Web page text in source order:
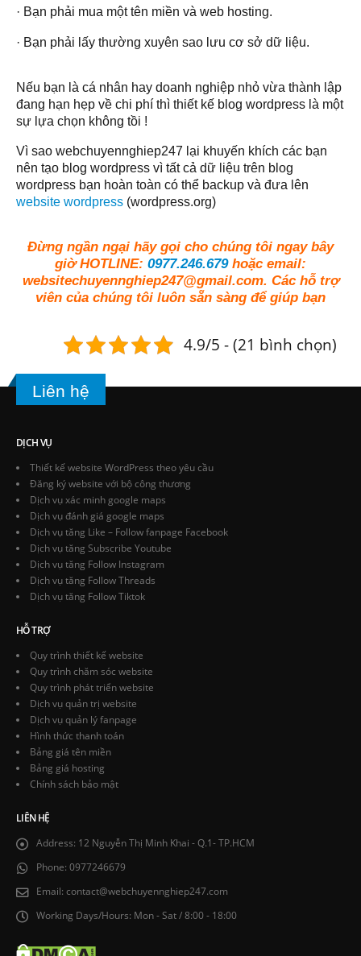
· Bạn phải mua một tên miền và web hosting.
· Bạn phải lấy thường xuyên sao lưu cơ sở dữ liệu.
Nếu bạn là cá nhân hay doanh nghiệp nhỏ vừa thành lập
đang hạn hẹp về chi phí thì thiết kế blog wordpress là một
sự lựa chọn không tồi !
Vì sao webchuyennghiep247 lại khuyến khích các bạn
nên tạo blog wordpress vì tất cả dữ liệu trên blog
wordpress bạn hoàn toàn có thể backup và đưa lên
website wordpress (wordpress.org)
Đừng ngần ngại hãy gọi cho chúng tôi ngay bây
giờ HOTLINE: 0977.246.679hoặc email:
websitechuyennghiep247@gmail.com. Các hỗ trợ
viên của chúng tôi luôn sẵn sàng để giúp bạn
4.9/5 - (21 bình chọn)
Liên hệ
DỊCH VỤ
Thiết kế website WordPress theo yêu cầu
Đăng ký website với bộ công thương
Dịch vụ xác minh google maps
Dịch vụ đánh giá google maps
Dịch vụ tăng Like – Follow fanpage Facebook
Dịch vụ tăng Subscribe Youtube
Dịch vụ tăng Follow Instagram
Dịch vụ tăng Follow Threads
Dịch vụ tăng Follow Tiktok
HỖ TRỢ
Quy trình thiết kế website
Quy trình chăm sóc website
Quy trình phát triển website
Dịch vụ quản trị website
Dịch vụ quản lý fanpage
Hình thức thanh toán
Bảng giá tên miền
Bảng giá hosting
Chính sách bảo mật
LIÊN HỆ
Address: 12 Nguyễn Thị Minh Khai - Q.1- TP.HCM
Phone: 0977246679
Email: contact@webchuyennghiep247.com
Working Days/Hours: Mon - Sat / 8:00 - 18:00